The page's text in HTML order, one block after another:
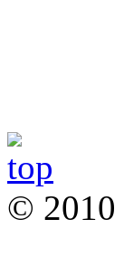
© 2010